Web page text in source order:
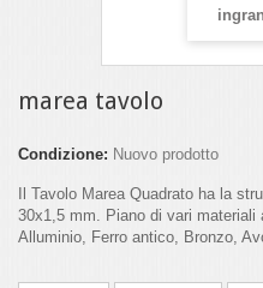
marea tavolo
Condizione: Nuovo prodotto
Il Tavolo Marea Quadrato ha la
30x1,5 mm. Piano di vari
Alluminio, Ferro antico, Bronzo,